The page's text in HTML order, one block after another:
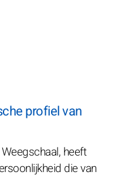
profiel van
heeft
die van